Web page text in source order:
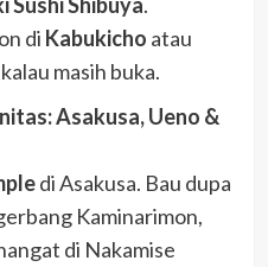
di Kabukicho atau
kalau masih buka.
Asakusa, Ueno &
di Asakusa. Bau dupa
Kaminarimon,
di Nakamise